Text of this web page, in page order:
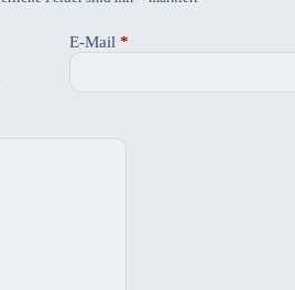
E-Mail *